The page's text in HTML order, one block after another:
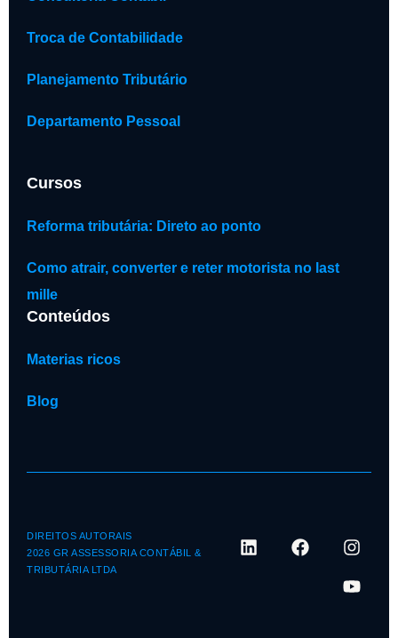
Troca de Contabilidade
Planejamento Tributário
Departamento Pessoal
Cursos
Reforma tributária: Direto ao ponto
Como atrair, converter e reter motorista no last
mille
Conteúdos
Materias ricos
Blog
DIREITOS AUTORAIS
2026 GR ASSESSORIA CONTÁBIL &
TRIBUTÁRIA LTDA